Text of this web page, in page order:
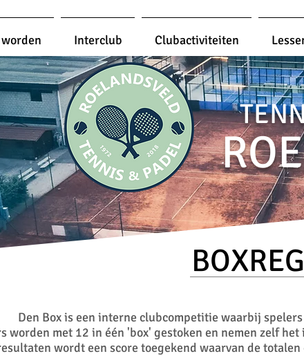
Interclub Clubactiviteiten
Den Box is een interne clubcompetitie waarbij
worden met 12 in één 'box' gestoken en nemen zelf
wordt een score toegekend waarvan de